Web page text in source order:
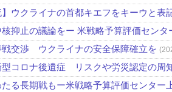
】ウクライナの首都キエフをキーウと表
核抑止の議論をー 米戦略予算評価センタ
戦交渉 ウクライナの安全保障確立を
型コロナ後遺症 リスクや労災認定の周
る長期戦もー米戦略予算評価センター